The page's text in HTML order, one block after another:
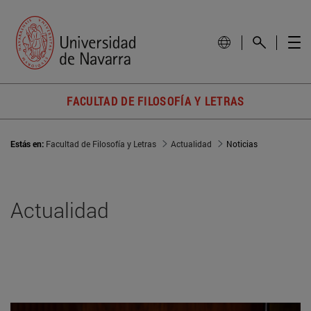
FACULTAD DE FILOSOFÍA Y LETRAS
Estás en: Facultad de Filosofía y Letras Actualidad Noticias
Actualidad